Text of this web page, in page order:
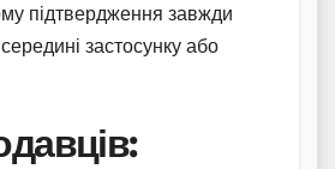
підтвердження завжди
застосунку або